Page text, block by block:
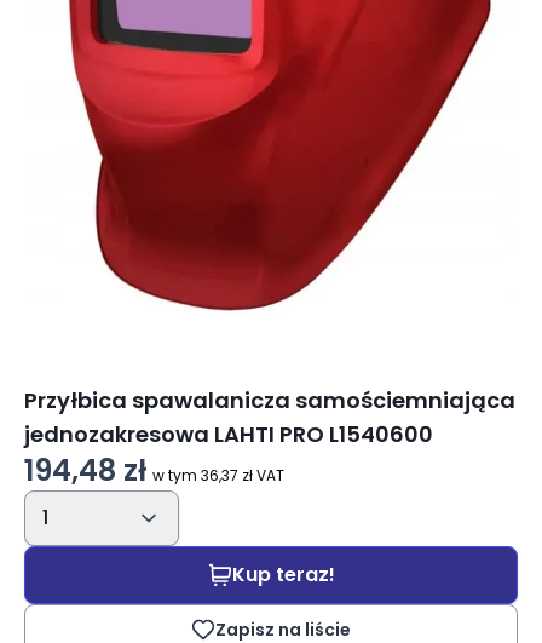
Przyłbica spawalanicza samościemniająca
jednozakresowa LAHTI PRO L1540600
194,48 zł w tym 36,37 zł VAT
1
Kup teraz!
Zapisz na liście